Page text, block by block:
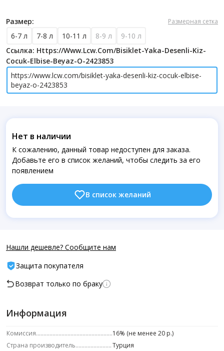
Размер: Размерная сетка
6-7 л 7-8 л 10-11 л 8-9 л
9-10 л
Ссылка: Https://www.lcw.com/bisiklet-Yaka-Desenli-Kiz-
Cocuk-Elbise-Beyaz-O-2423853
https://www.lcw.com/bisiklet-yaka-desenli-kiz-cocuk-elbise-
beyaz-o-2423853
Нет в наличии
К сожалению, данный товар недоступен для заказа.
Добавьте его в список желаний, чтобы следить за его
появлением
В список желаний
Нашли дешевле? Сообщите нам
Защита покупателя
Возврат только по браку
Информация
Комиссия
16% (не менее 20 р.)
Страна производитель
Турция